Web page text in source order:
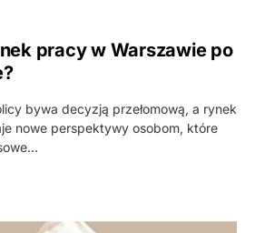
pracy w Warszawie po
bywa decyzją przełomową, a rynek
nowe perspektywy osobom, które